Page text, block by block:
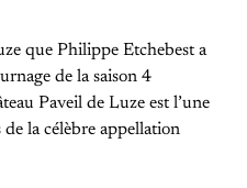
que Philippe Etchebest a
de la saison 4
Paveil de Luze est l’une
la célèbre appellation